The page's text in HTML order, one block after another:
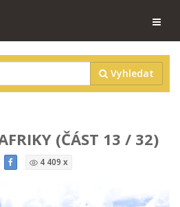
Vyhledat
(ČÁST 13 / 32)
4 409 x